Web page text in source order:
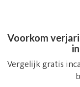
Voorkom
Vergelijk gratis